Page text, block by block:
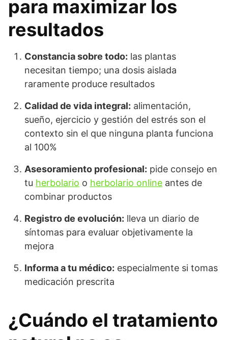
para maximizar los
resultados
Constancia sobre todo: las plantas
necesitan tiempo; una dosis aislada
raramente produce resultados
Calidad de vida integral: alimentación,
sueño, ejercicio y gestión del estrés son el
contexto sin el que ninguna planta funciona
al 100%
Asesoramiento profesional: pide consejo en
tu herbolario o herbolario online antes de
combinar productos
Registro de evolución: lleva un diario de
síntomas para evaluar objetivamente la
mejora
Informa a tu médico: especialmente si tomas
medicación prescrita
¿Cuándo el tratamiento